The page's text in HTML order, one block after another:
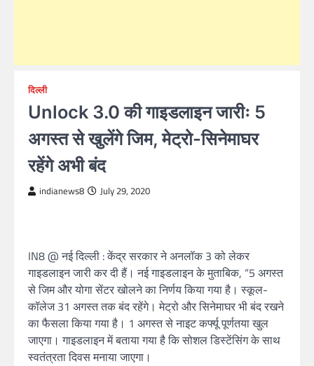
दिल्ली
Unlock 3.0 की गाइडलाइन जारीः 5
अगस्त से खुलेंगे जिम, मेट्रो-सिनेमाघर
रहेंगे अभी बंद
indianews8 July 29, 2020
IN8 @ नई दिल्ली : केंद्र सरकार ने अनलॉक 3 को लेकर
गाइडलाइन जारी कर दी हैं। नई गाइडलाइन के मुताबिक, “5 अगस्त
से जिम और योगा सेंटर खोलने का निर्णय किया गया है। स्कूल-
कॉलेज 31 अगस्त तक बंद रहेंगे। मेट्रो और सिनेमाघर भी बंद रखने
का फैसला किया गया है। 1 अगस्त से नाइट कर्फ्यू पूर्णतया खुल
जाएगा। गाइडलाइन में बताया गया है कि सोशल डिस्टेंसिंग के साथ
स्वतंत्रता दिवस मनाया जाएगा।